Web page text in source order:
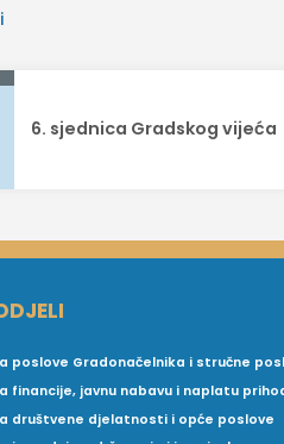
6. sjednica Gradskog vijeća
poslove Gradonačelnika i stručne
financije, javnu nabavu i naplatu
društvene djelatnosti i opće poslove